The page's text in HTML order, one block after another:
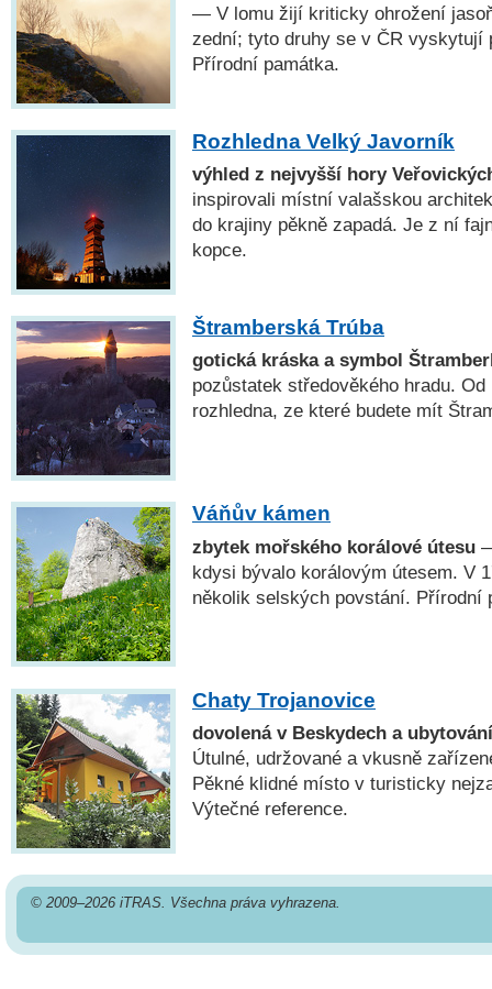
— V lomu žijí kriticky ohrožení
zední; tyto druhy se v ČR vyskytují
Přírodní památka.
Rozhledna Velký Javorník
výhled z nejvyšší hory
inspirovali místní valašskou
do krajiny pěkně zapadá. Je z ní
kopce.
Štramberská Trúba
gotická kráska a symbol
pozůstatek středověkého hradu.
rozhledna, ze které budete mít
Váňův kámen
zbytek mořského korálové útesu
kdysi bývalo korálovým útesem. V
několik selských povstání. Přírodní
Chaty Trojanovice
dovolená v Beskydech a
Útulné, udržované a vkusně
Pěkné klidné místo v turisticky
Výtečné reference.
© 2009–2026 iTRAS. Všechna práva vyhrazena.